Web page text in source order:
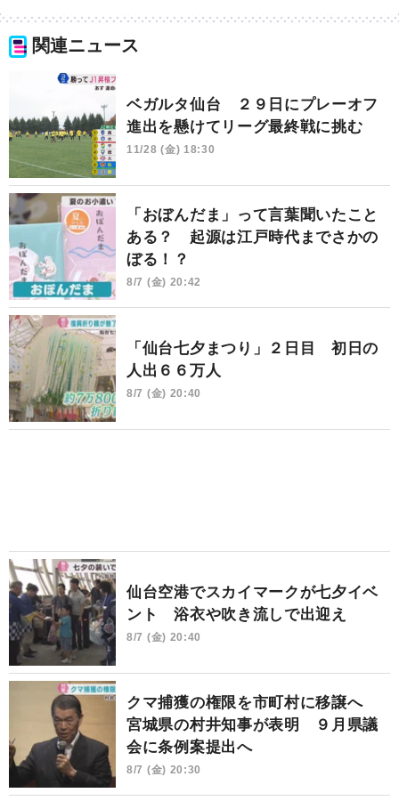
関連ニュース
ベガルタ仙台 ２９日にプレーオフ
進出を懸けてリーグ最終戦に挑む
11/28 (金) 18:30
「おぼんだま」って言葉聞いたこと
ある？ 起源は江戸時代までさかの
ぼる！？
8/7 (金) 20:42
「仙台七夕まつり」２日目 初日の
人出６６万人
8/7 (金) 20:40
仙台空港でスカイマークが七夕イベ
ント 浴衣や吹き流しで出迎え
8/7 (金) 20:40
クマ捕獲の権限を市町村に移譲へ
宮城県の村井知事が表明 ９月県議
会に条例案提出へ
8/7 (金) 20:30